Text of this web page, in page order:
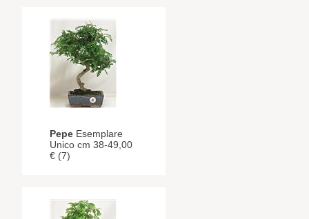
Pepe Esemplare
Unico cm 38-49,00
€ (7)